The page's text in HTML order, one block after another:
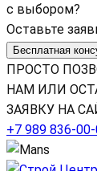
с выбором?
Оставьте
Бесплатная
ПРОСТО
НАМ ИЛИ
ЗАЯВКУ НА
+7 989 836-